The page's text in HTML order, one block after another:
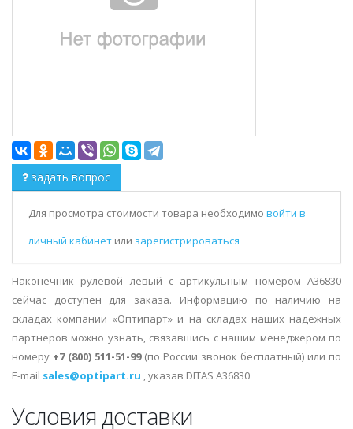
задать вопрос
Для просмотра стоимости товара необходимо войти в
личный кабинет или зарегистрироваться
Наконечник рулевой левый с артикульным номером A36830
сейчас доступен для заказа. Информацию по наличию на
складах компании «Оптипарт» и на складах наших надежных
партнеров можно узнать, связавшись с нашим менеджером по
номеру +7 (800) 511-51-99(по России звонок бесплатный) или по
E-mail sales@optipart.ru , указав DITAS A36830
Условия доставки